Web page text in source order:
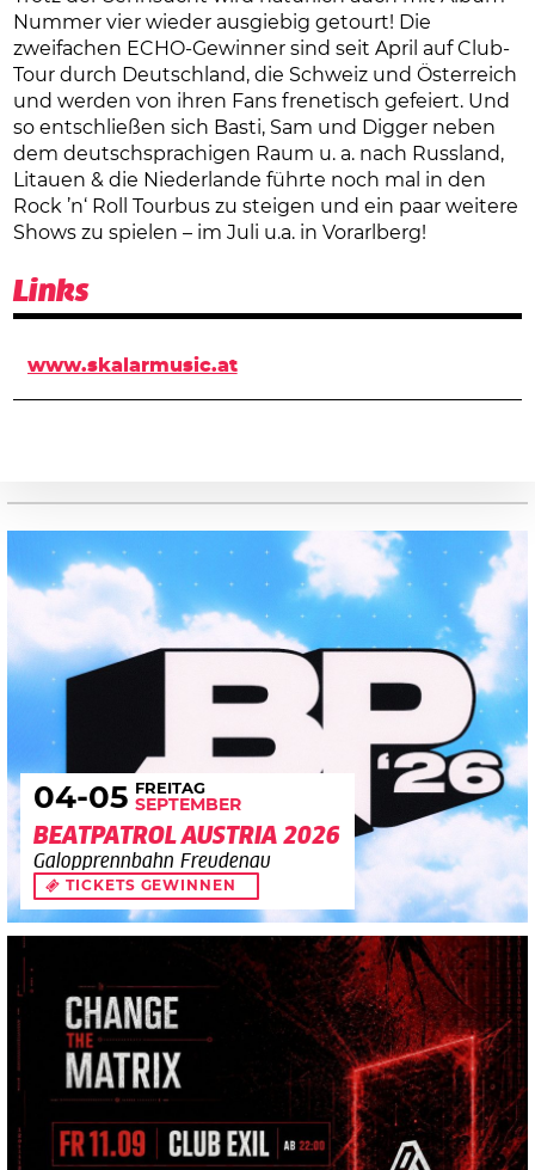
Nummer vier wieder ausgiebig getourt! Die
zweifachen ECHO-Gewinner sind seit April auf Club-
Tour durch Deutschland, die Schweiz und Österreich
und werden von ihren Fans frenetisch gefeiert. Und
so entschließen sich Basti, Sam und Digger neben
dem deutschsprachigen Raum u. a. nach Russland,
Litauen & die Niederlande führte noch mal in den
Rock ’n‘ Roll Tourbus zu steigen und ein paar weitere
Shows zu spielen – im Juli u.a. in Vorarlberg!
Links
www.skalarmusic.at
04-05 FREITAG
SEPTEMBER
BEATPATROL AUSTRIA 2026
Galopprennbahn Freudenau
TICKETS GEWINNEN